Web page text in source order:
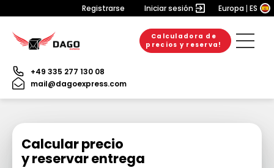
Registrarse Iniciar sesión Europa ES
Calculadora de
precios y reserva!
+49 335 277 130 08
mail@dagoexpress.com
Calcular precio
y reservar entrega